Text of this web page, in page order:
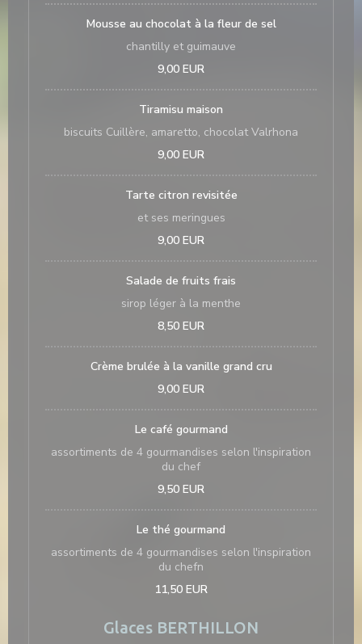
Mousse au chocolat à la fleur de sel
chantilly et guimauve
9,00 EUR
Tiramisu maison
biscuits Cuillère, amaretto, chocolat Valrhona
9,00 EUR
Tarte citron revisitée
et ses meringues
9,00 EUR
Salade de fruits frais
sirop léger à la menthe
8,50 EUR
Crème brulée à la vanille grand cru
9,00 EUR
Le café gourmand
assortiments de 4 gourmandises selon l'inspiration
du chef
9,50 EUR
Le thé gourmand
assortiments de 4 gourmandises selon l'inspiration
du chefn
11,50 EUR
Glaces BERTHILLON